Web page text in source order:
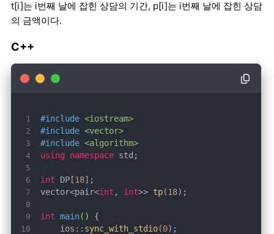
t[i]는 i번째 날에 잡힌 상담의 기간, p[i]는 i번째 날에 잡힌 상담
의 금액이다.
C++
#include <iostream>
#include <vector>
#include <algorithm>
using namespace
int DP[18
vector<pair<int , int>> tp(18
int main()
    ios::
sync_with_stdio(0